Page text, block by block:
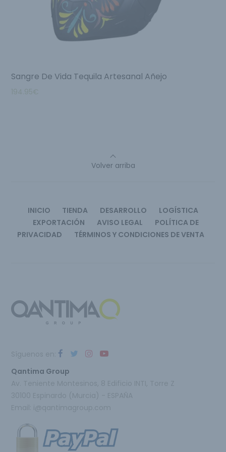
Sangre De Vida Tequila Artesanal Añejo
194.95€
Volver arriba
INICIO TIENDA DESARROLLO
LOGÍSTICA
EXPORTACIÓN
AVISO LEGAL
POLÍTICA DE
PRIVACIDAD
TÉRMINOS Y CONDICIONES DE VENTA
Qantima Group